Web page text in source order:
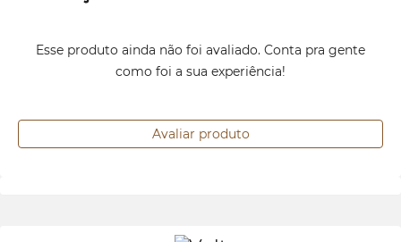
Esse produto ainda não foi avaliado. Conta pra gente
como foi a sua experiência!
Avaliar produto